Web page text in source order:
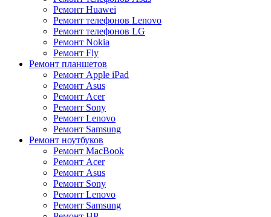
Ремонт Huawei
Ремонт телефонов Lenovo
Ремонт телефонов LG
Ремонт Nokia
Ремонт Fly
Ремонт планшетов
Ремонт Apple iPad
Ремонт Asus
Ремонт Acer
Ремонт Sony
Ремонт Lenovo
Ремонт Samsung
Ремонт ноутбуков
Ремонт MacBook
Ремонт Acer
Ремонт Asus
Ремонт Sony
Ремонт Lenovo
Ремонт Samsung